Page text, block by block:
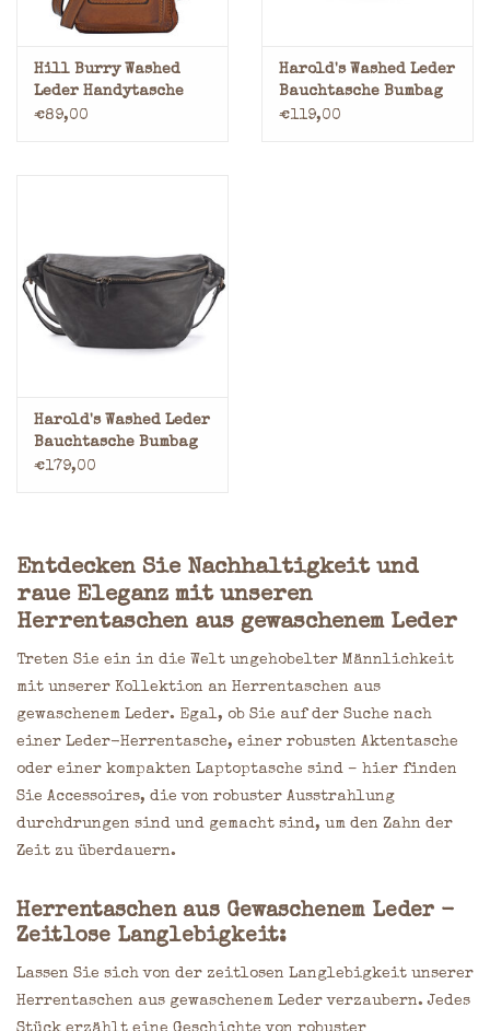
Hill Burry Washed
Leder Handytasche
Geldbörse
€89,00
Harold's Washed Leder
Bauchtasche Bumbag
€119,00
Harold's Washed Leder
Bauchtasche Bumbag
XL
€179,00
Entdecken Sie Nachhaltigkeit und
raue Eleganz mit unseren
Herrentaschen aus gewaschenem Leder
Treten Sie ein in die Welt ungehobelter Männlichkeit
mit unserer Kollektion an Herrentaschen aus
gewaschenem Leder. Egal, ob Sie auf der Suche nach
einer Leder-Herrentasche, einer robusten Aktentasche
oder einer kompakten Laptoptasche sind – hier finden
Sie Accessoires, die von robuster Ausstrahlung
durchdrungen sind und gemacht sind, um den Zahn der
Zeit zu überdauern.
Herrentaschen aus Gewaschenem Leder -
Zeitlose Langlebigkeit:
Lassen Sie sich von der zeitlosen Langlebigkeit unserer
Herrentaschen aus gewaschenem Leder verzaubern. Jedes